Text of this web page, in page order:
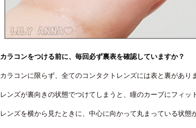
カラコンをつける前に、毎回必ず裏表を確認していますか？
カラコンに限らず、全てのコンタクトレンズには表と裏があり
レンズが裏向きの状態でつけてしまうと、瞳のカーブにフィッ
レンズを横から見たときに、中心に向かって丸まっている状